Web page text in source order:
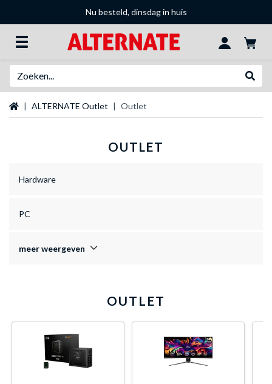
Nu besteld, dinsdag in huis
StartpaginaALTERNATE Outlet Outlet
OUTLET
Hardware
PC
meer weergeven
OUTLET